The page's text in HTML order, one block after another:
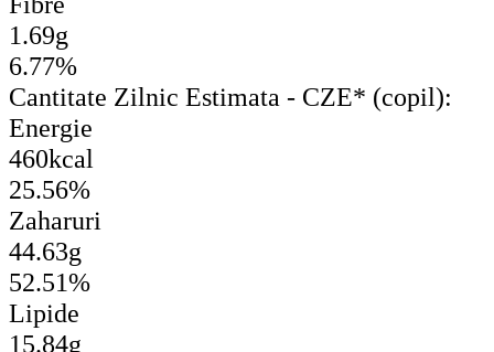
1.69g
6.77%
Cantitate Zilnic Estimata - CZE* (copil):
Energie
460kcal
25.56%
Zaharuri
44.63g
52.51%
Lipide
15.84g